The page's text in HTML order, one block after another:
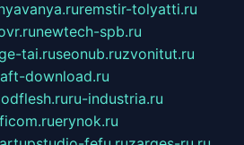
remstir-tolyatti.ru
newtech-spb.ru
tai.ruseonub.ruzvonitut.ru
download.ru
ru-industria.ru
erynok.ru